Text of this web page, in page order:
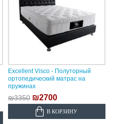
Excellent Visco - Полуторный
ортопедический матрас на
пружинах
₪3350 ₪2700
В КОРЗИНУ